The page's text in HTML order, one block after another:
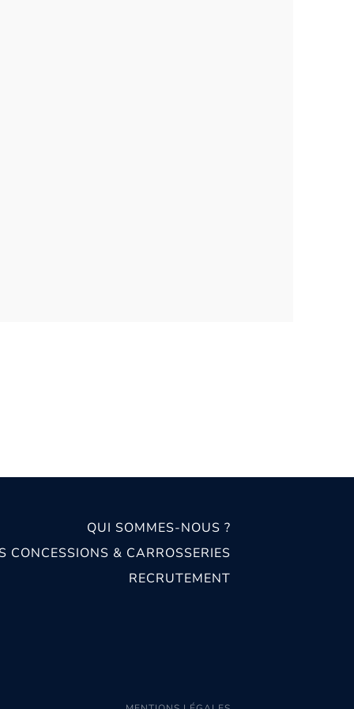
QUI SOMMES-NOUS ?
CONCESSIONS & CARROSSERIES
RECRUTEMENT